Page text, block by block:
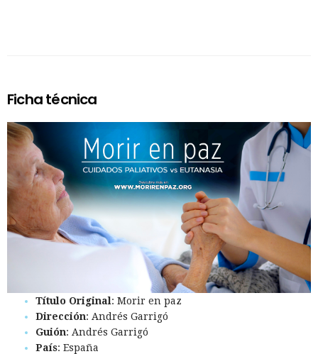
Ficha técnica
Título Original: Morir en paz
Dirección: Andrés Garrigó
Guión: Andrés Garrigó
País: España